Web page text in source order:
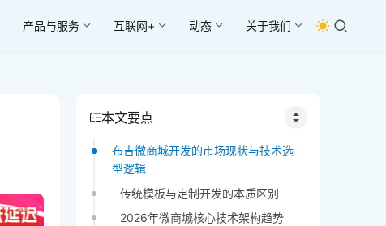
产品与服务 互联网+ 动态 关于我们
本文要点
布吉微商城开发的市场现状与技术选
型逻辑
传统模板与定制开发的本质区别
2026年微商城核心技术架构趋势